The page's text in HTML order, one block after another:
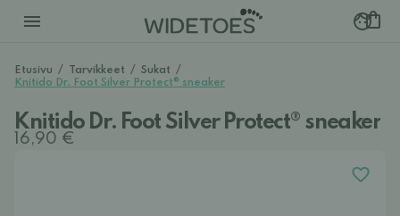
Etusivu / Tarvikkeet / Sukat /
Knitido Dr. Foot Silver Protect® sneaker
Knitido Dr. Foot Silver Protect® sneaker
16,90 €